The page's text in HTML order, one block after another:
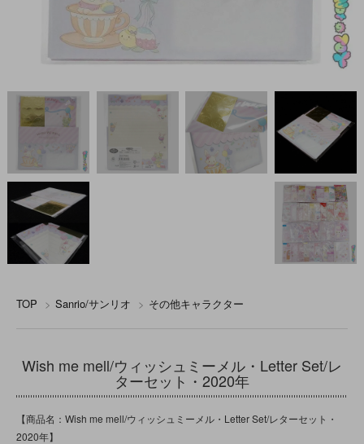
TOP > Sanrio/サンリオ > その他キャラクター
Wish me mell/ウィッシュミーメル・Letter Set/レ
ターセット・2020年
【商品名：Wish me mell/ウィッシュミーメル・Letter Set/レターセット・
2020年】